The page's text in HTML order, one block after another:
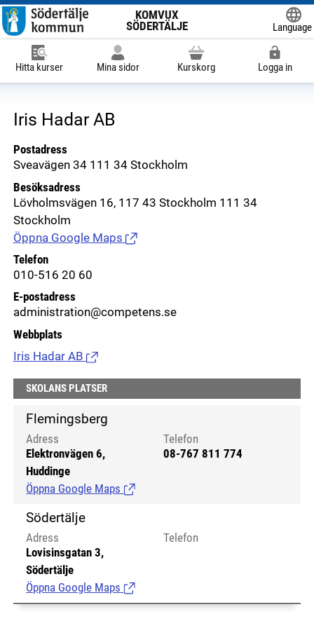
KOMVUX
SÖDERTÄLJE
Language
Hitta kurser Mina sidor Kurskorg Logga in
Iris Hadar AB
Postadress
Sveavägen 34 111 34 Stockholm
Besöksadress
Lövholmsvägen 16, 117 43 Stockholm 111 34
Stockholm
Öppna Google Maps (Länk till extern sida.)
Telefon
010-516 20 60
E-postadress
administration@competens.se
Webbplats
Iris Hadar AB (Länk till extern sida.)
SKOLANS PLATSER
Flemingsberg
Adress
Elektronvägen 6,
Huddinge
Öppna Google Maps (Länk till extern sida.)
Telefon
08-767 811 774
Södertälje
Adress
Lovisinsgatan 3,
Södertälje
Öppna Google Maps (Länk till extern sida.)
Telefon